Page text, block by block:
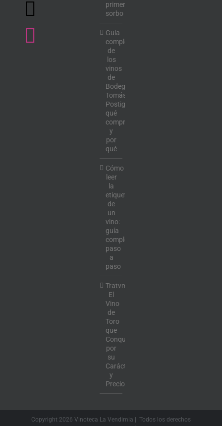
primer
sorbo
Guía
completa
de
los
vinos
de
Bodega
Tomás
Postigo:
qué
comprar
y
por
qué
Cómo
leer
la
etiqueta
de
un
vino:
guía
completa
paso
a
paso
Tratvm:
El
Vino
de
Toro
que
Conquista
por
su
Carácter
y
Precio
Copyright 2026 Vinoteca La Vendimia | Todos los derechos